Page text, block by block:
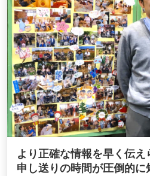
より正確な情報を早く伝え
申し送りの時間が圧倒的に